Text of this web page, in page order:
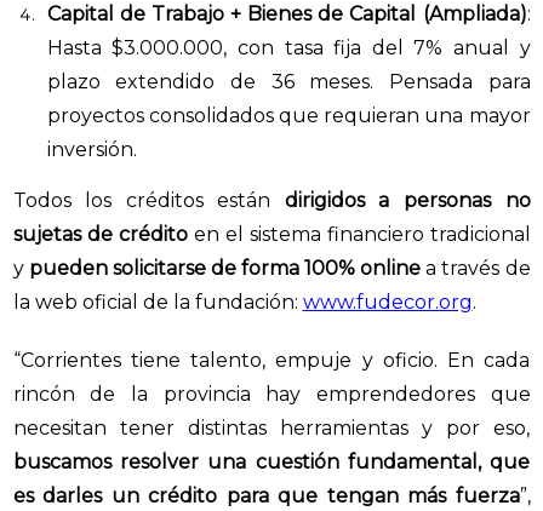
Capital de Trabajo + Bienes de Capital (Ampliada):
Hasta $3.000.000, con tasa fija del 7% anual y
plazo extendido de 36 meses. Pensada para
proyectos consolidados que requieran una mayor
inversión.
Todos los créditos están dirigidos a personas no
sujetas de créditoen el sistema financiero tradicional
y pueden solicitarse de forma 100% onlinea través de
la web oficial de la fundación: www.fudecor.org.
“Corrientes tiene talento, empuje y oficio. En cada
rincón de la provincia hay emprendedores que
necesitan tener distintas herramientas y por eso,
buscamos resolver una cuestión fundamental, que
es darles un crédito para que tengan más fuerza”,